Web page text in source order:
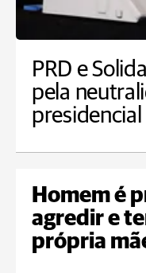
PRD e
pela
presidencial
Homem é
agredir e
própria